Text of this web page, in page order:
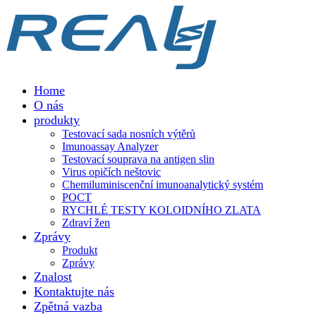
Home
O nás
produkty
Testovací sada nosních výtěrů
Imunoassay Analyzer
Testovací souprava na antigen slin
Virus opičích neštovic
Chemiluminiscenční imunoanalytický systém
POCT
RYCHLÉ TESTY KOLOIDNÍHO ZLATA
Zdraví žen
Zprávy
Produkt
Zprávy
Znalost
Kontaktujte nás
Zpětná vazba